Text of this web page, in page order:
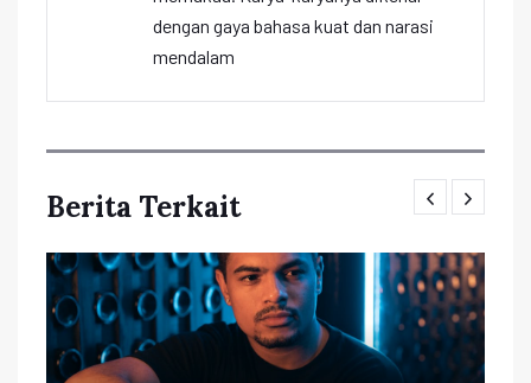
dengan gaya bahasa kuat dan narasi
mendalam
Berita Terkait